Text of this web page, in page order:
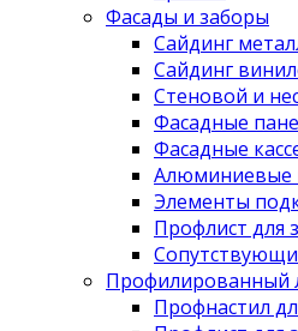
Фасады и заборы
Сайдинг
Сайдинг
Стеновой и
Фасадные
Фасадные
Алюминиевые
Элементы
Профлист для
Профилированный
Профнастил